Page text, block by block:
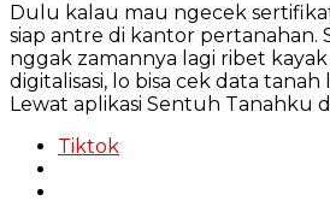
Dulu kalau mau ngecek
siap antre di kantor pertanahan.
nggak zamannya lagi ribet
digitalisasi, lo bisa cek data
Lewat aplikasi Sentuh Tanahku
Tiktok